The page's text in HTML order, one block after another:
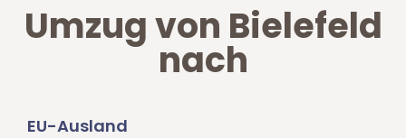
Umzug von Bielefeld
nach
EU-Ausland